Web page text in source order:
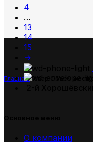
4
…
13
14
15
→
ГлавнаяТовар Объем
О компании